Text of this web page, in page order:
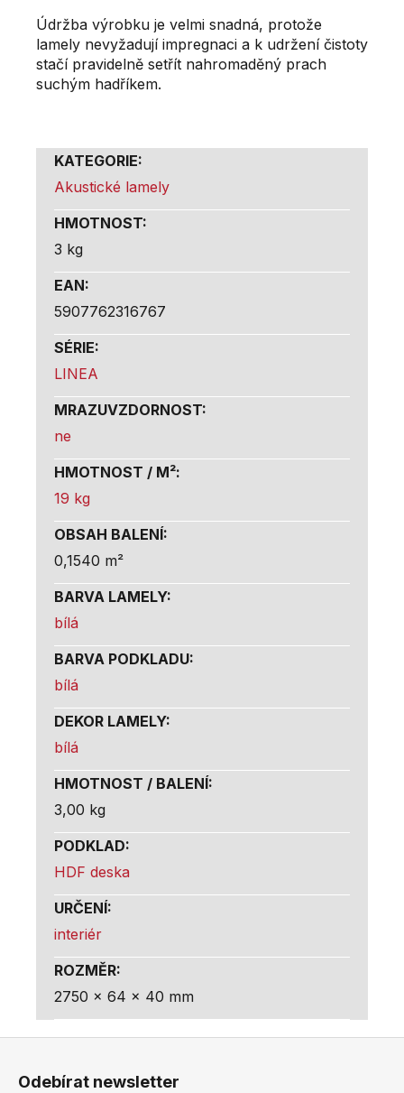
Údržba výrobku je velmi snadná, protože
lamely nevyžadují impregnaci a k udržení čistoty
stačí pravidelně setřít nahromaděný prach
suchým hadříkem.
KATEGORIE:
Akustické lamely
HMOTNOST:
3 kg
EAN:
5907762316767
SÉRIE:
LINEA
MRAZUVZDORNOST:
ne
HMOTNOST / M²:
19 kg
OBSAH BALENÍ:
0,1540 m²
BARVA LAMELY:
bílá
BARVA PODKLADU:
bílá
DEKOR LAMELY:
bílá
HMOTNOST / BALENÍ:
3,00 kg
PODKLAD:
HDF deska
URČENÍ:
interiér
ROZMĚR:
2750 x 64 x 40 mm
Odebírat newsletter